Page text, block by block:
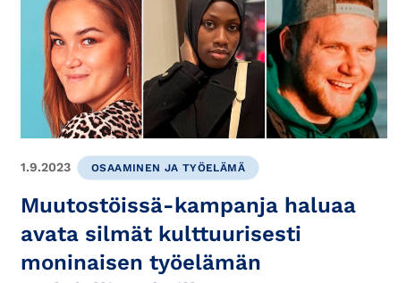
1.9.2023 OSAAMINEN JA TYÖELÄMÄ
Muutostöissä-kampanja haluaa
avata silmät kulttuurisesti
moninaisen työelämän